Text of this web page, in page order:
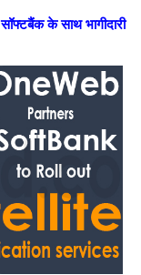
सॉफ्टबैंक के साथ भागीदारी